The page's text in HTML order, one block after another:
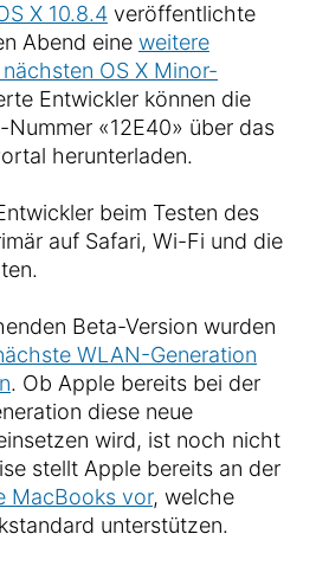
X 10.8.4 veröffentlichte
Abend eine weitere
OS X Minor-
Entwickler können die
«12E40» über das
herunterladen.
beim Testen des
auf Safari, Wi-Fi und die
Beta-Version wurden
WLAN-Generation
. Ob Apple bereits bei der
diese neue
wird, ist noch nicht
stellt Apple bereits an der
MacBooks vor, welche
unterstützen.